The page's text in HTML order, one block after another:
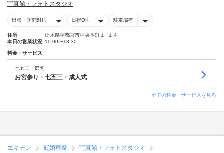
写真館・フォトスタジオ
出張・訪問対応 日祝OK 駐車場有
住所
栃木県宇都宮市中央本町１−１４
本日の営業状況 10:00〜18:30
料金・サービス
七五三・節句
お宮参り・七五三・成人式
全ての料金・サービスを見る
エキテン 冠婚葬祭
写真館・フォトスタジオ